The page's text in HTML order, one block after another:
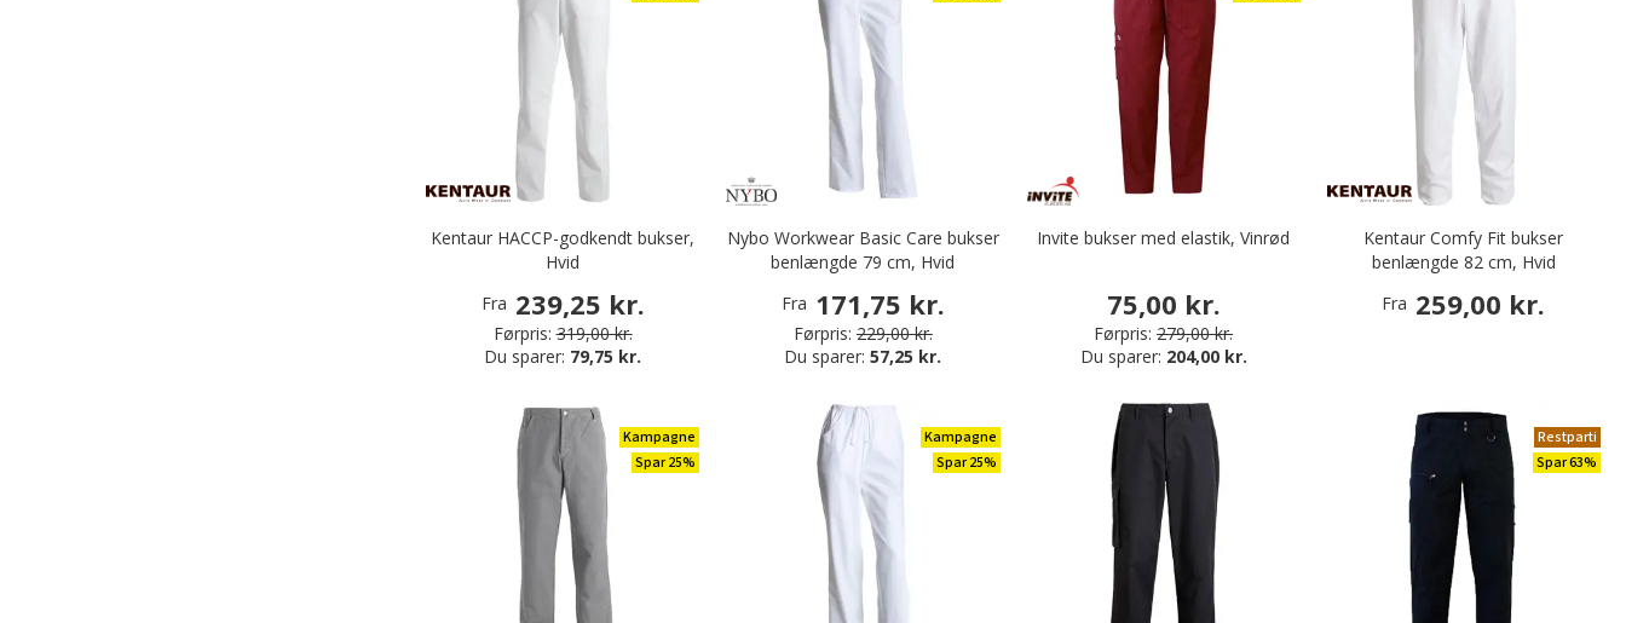
Kentaur HACCP-godkendt bukser,
Hvid
Fra 239,25 kr.
Førpris: 319,00 kr.
Du sparer: 79,75 kr.
Nybo Workwear Basic Care bukser
benlængde 79 cm, Hvid
Fra 171,75 kr.
Førpris: 229,00 kr.
Du sparer:57,25 kr.
Invite bukser med elastik, Vinrød
75,00 kr.
Førpris: 279,00 kr.
Du sparer: 204,00 kr.
Kentaur Comfy Fit bukser
benlængde 82 cm, Hvid
Fra 259,00 kr.
Kampagne
Spar 25%
Kampagne
Spar 25%
Restparti
Spar 63%